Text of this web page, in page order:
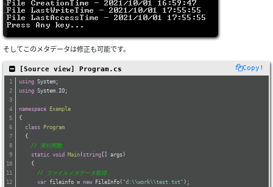
そしてこのメタデータは修正も可能です。
Copy!
[Source view] Program.cs
using System;
using System.IO;
namespace Example
{
class Program
  {
// 実行関数
static void Main ( string [] args )
    {
// ファイルメタデータ取得
var fileinfo = new FileInfo( "d:\\work\\test.txt" );